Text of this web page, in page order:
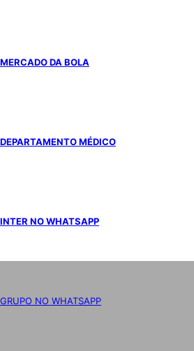
MERCADO DA BOLA
DEPARTAMENTO MÉDICO
INTER NO WHATSAPP
GRUPO NO WHATSAPP